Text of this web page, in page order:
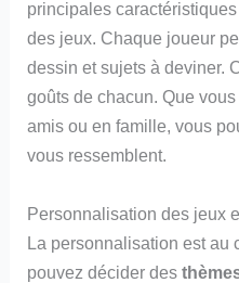
principales
des jeux. Chaque joueur
dessin et sujets à deviner.
goûts de chacun. Que
amis ou en famille, vous
vous ressemblent.
Personnalisation des jeux
La personnalisation est au
pouvez décider des